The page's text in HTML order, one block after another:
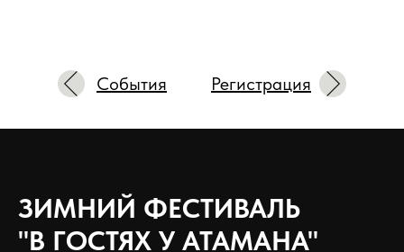
События Регистрация
ЗИМНИЙ ФЕСТИВАЛЬ
"В ГОСТЯХ У АТАМАНА"